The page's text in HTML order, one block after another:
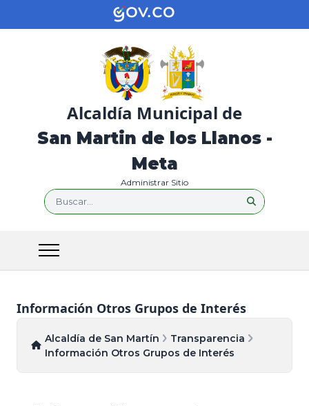
Alcaldía Municipal de
San Martin de los Llanos -
Meta
Administrar Sitio
Buscar...
Información Otros Grupos de Interés
Alcaldía de San Martín
Transparencia
Información Otros Grupos de Interés